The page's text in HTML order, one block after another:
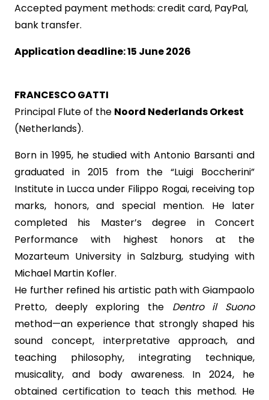
Accepted payment methods: credit card, PayPal,
bank transfer.
Application deadline: 15 June 2026
FRANCESCO GATTI
Principal Flute of the Noord Nederlands Orkest
(Netherlands).
Born in 1995, he studied with Antonio Barsanti and
graduated in 2015 from the “Luigi Boccherini”
Institute in Lucca under Filippo Rogai, receiving top
marks, honors, and special mention. He later
completed his Master’s degree in Concert
Performance with highest honors at the
Mozarteum University in Salzburg, studying with
Michael Martin Kofler.
He further refined his artistic path with Giampaolo
Pretto, deeply exploring the Dentro il Suono
method—an experience that strongly shaped his
sound concept, interpretative approach, and
teaching philosophy, integrating technique,
musicality, and body awareness. In 2024, he
obtained certification to teach this method. He